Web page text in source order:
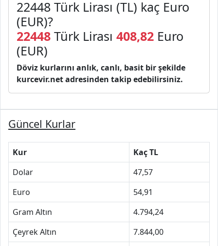
22448 Türk Lirası (TL) kaç Euro
(EUR)?
22448 Türk Lirası 408,82 Euro
(EUR)
Döviz kurlarını anlık, canlı, basit bir şekilde
kurcevir.net adresinden takip edebilirsiniz.
Güncel Kurlar
Kur
Kaç TL
Dolar
47,57
Euro
54,91
Gram Altın
4.794,24
Çeyrek Altın
7.844,00